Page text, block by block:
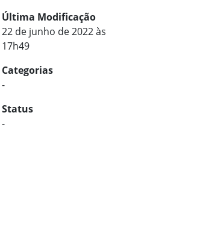
Última Modificação
22 de junho de 2022 às
17h49
Categorias
-
Status
-